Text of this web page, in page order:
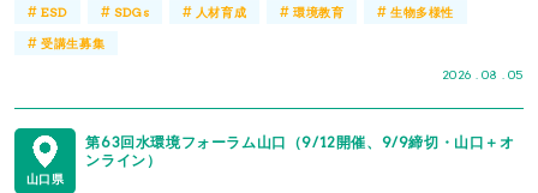
2026 . 08 . 05
#ESD # SDGs # 人材育成 # 環境教育 #生物多様性
#受講生募集
山口県
第63回水環境フォーラム山口（9/12開催、9/9締切・山口＋オ
ンライン）